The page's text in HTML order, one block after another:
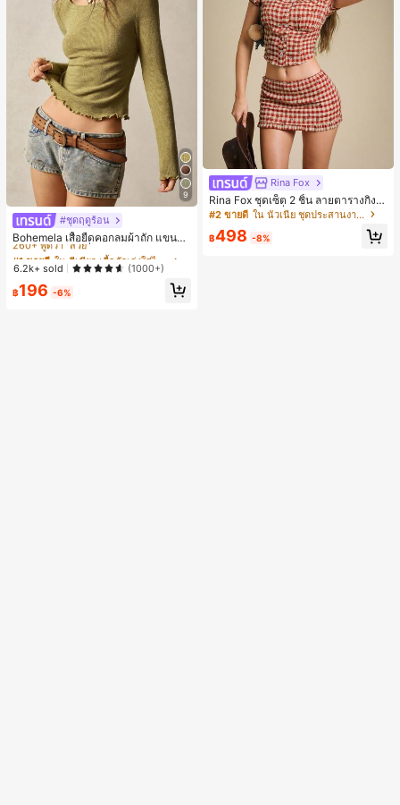
9
#ชุดฤดูร้อน
Bohemela เสื้อยืดคอกลมผ้าถัก แขนยา
ว สีเรียบ ใช้งานทั่วไป สำหรับผู้หญิง
#1 ขายดี
260+ พูดว่า "สวย"
#1 ขายดี
260+ พูดว่า "สวย"
#1 ขายดี
260+ พูดว่า "สวย"
#1 ขายดี
260+ พูดว่า "สวย"
6.2k+ sold (1000+)
฿196 -6%
Rina Fox
Rina Fox ชุดเซ็ต 2 ชิ้น ลายตารางกิงแ
ฮมสีแดงสไตล์ฝรั่งเศสพิมพ์ลายดอกไม้ เ
สื้อครอปและกระโปรงมินิระบายเข้าชุด
#2 ขายดี ใน นัวเนีย ชุดประสานงานสตรี
฿498 -8%